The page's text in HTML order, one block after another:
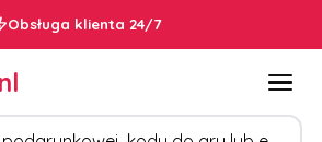
Obsługa klienta 24/7